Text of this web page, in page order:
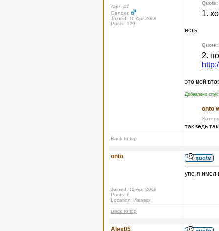
Age: 47
Gender:
Joined: 16 Apr 2008
Posts: 129
Quote:
1.
есть
Quote:
2.
это мой
Добавлено
onto
так ведь
Back to top
onto
Joined: 12 Apr 2009
Posts: 6
Location: Ижевск
упс, я имел
Back to top
Alex05